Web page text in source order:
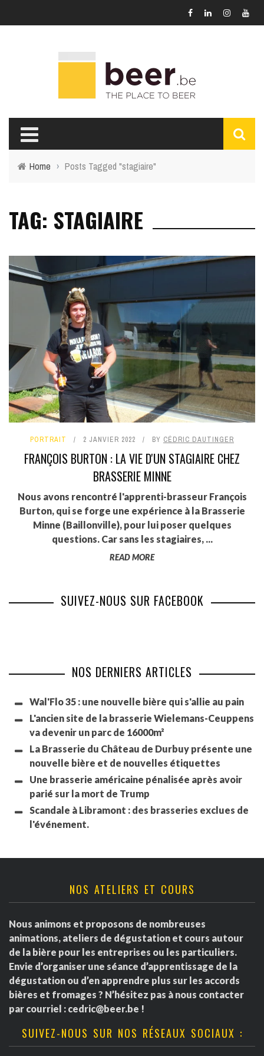
Home › Posts Tagged "stagiaire"
TAG: STAGIAIRE
PORTRAIT 2 JANVIER 2022 BY CÉDRIC DAUTINGER
FRANÇOIS BURTON : LA VIE D'UN STAGIAIRE CHEZ
BRASSERIE MINNE
Nous avons rencontré l'apprenti-brasseur François
Burton, qui se forge une expérience à la Brasserie
Minne (Baillonville), pour lui poser quelques
questions. Car sans les stagiaires, ...
READ MORE
SUIVEZ-NOUS SUR FACEBOOK
NOS DERNIERS ARTICLES
Wal'Flo 35 : une nouvelle bière qui s'allie au pain
L'ancien site de la brasserie Wielemans-Ceuppens
va devenir un parc de 16000m²
La Brasserie du Château de Durbuy présente une
nouvelle bière et de nouvelles étiquettes
Une brasserie américaine pénalisée après avoir
parié sur la mort de Trump
Scandale à Libramont : des brasseries exclues de
l'événement.
NOS ATELIERS ET COURS
Nous animons et proposons de nombreuses
animations, ateliers de dégustation et cours autour
de la bière pour les entreprises ou les particuliers.
Envie d’organiser une séance d’apprentissage de la
dégustation ou d’en apprendre plus sur les accords
bières et fromages ? N’hésitez pas à nous contacter
par courriel : cedric@beer.be !
SUIVEZ-NOUS SUR NOS RÉSEAUX SOCIAUX :